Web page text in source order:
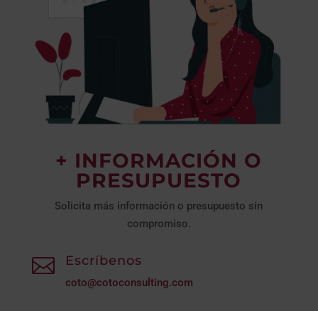
+ INFORMACIÓN O
PRESUPUESTO
Solicita más información o presupuesto sin
compromiso.
 Escríbenos
coto@cotoconsulting.com